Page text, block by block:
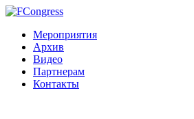
Мероприятия
Архив
Видео
Партнерам
Контакты